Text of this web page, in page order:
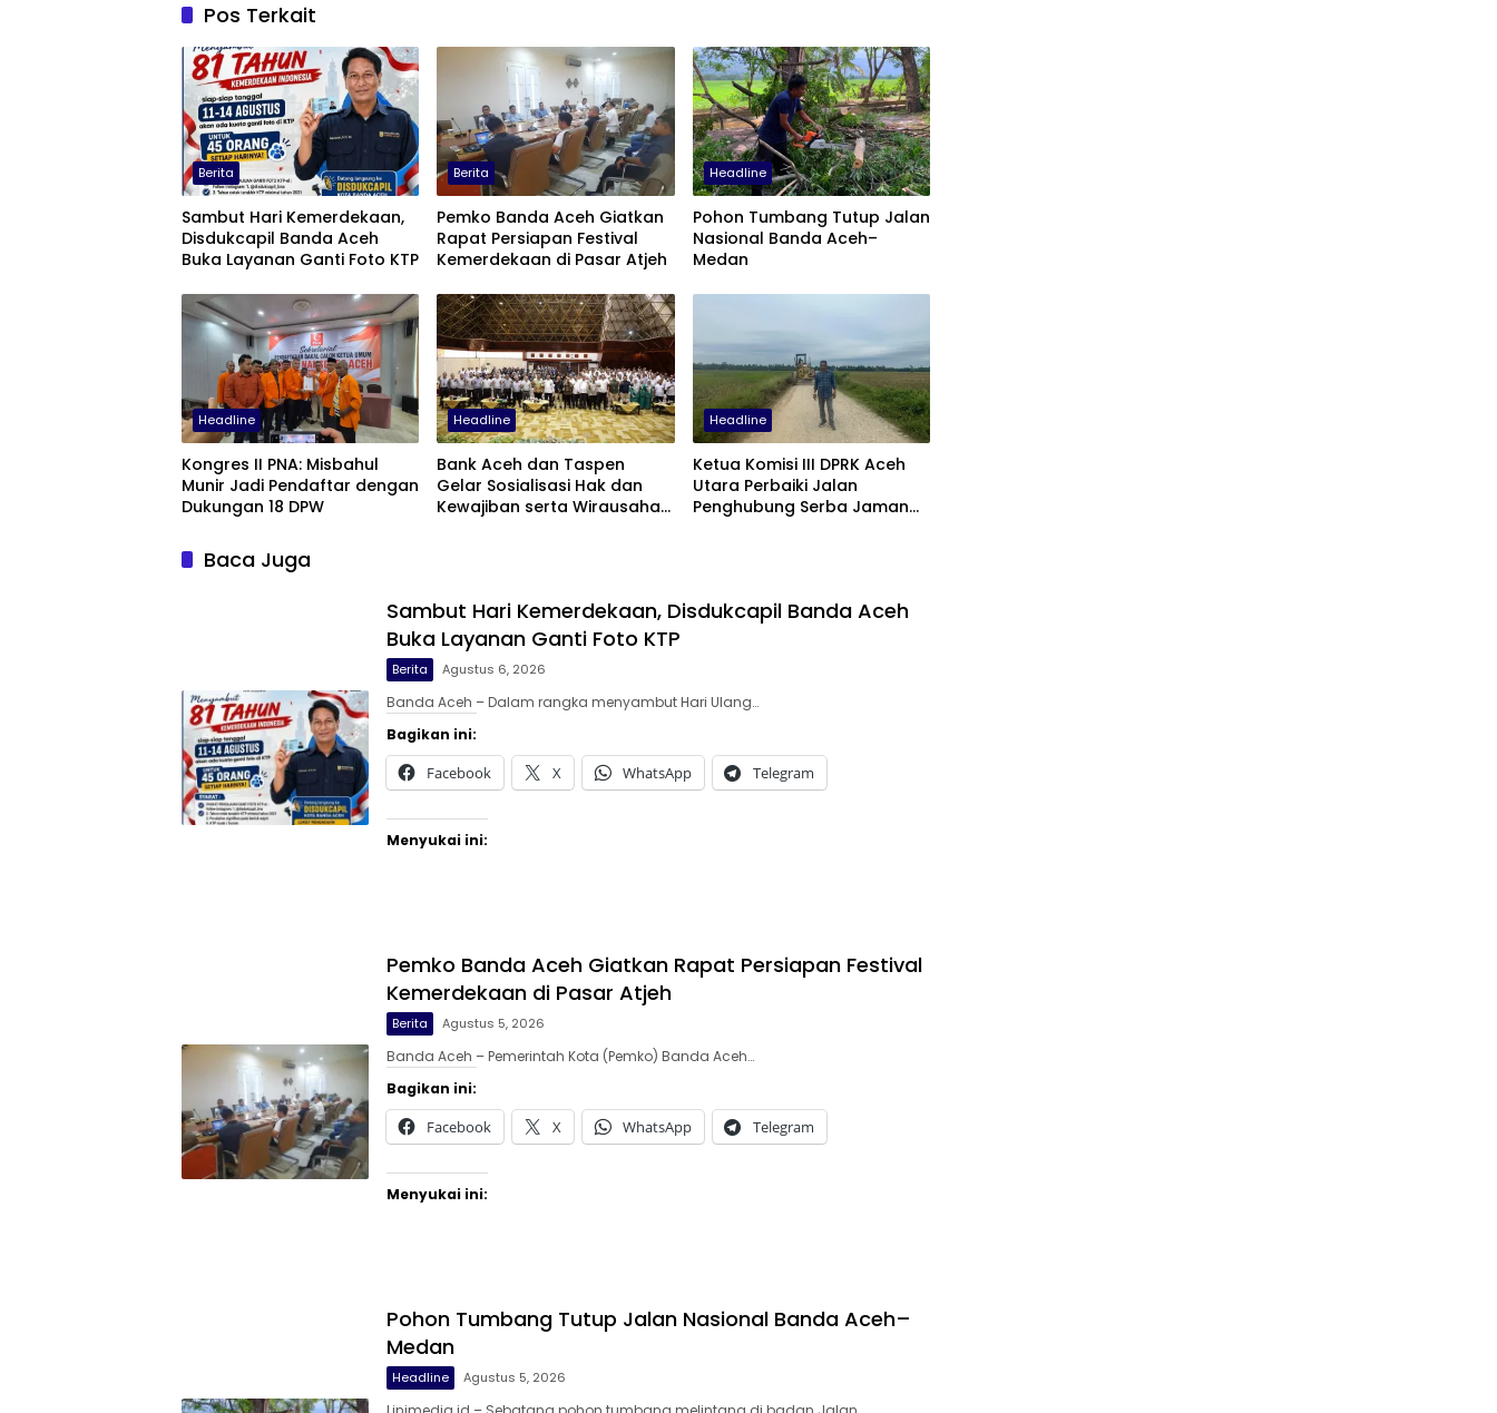
Pos Terkait
Berita
Sambut Hari Kemerdekaan,
Disdukcapil Banda Aceh
Buka Layanan Ganti Foto KTP
Berita
Pemko Banda Aceh Giatkan
Rapat Persiapan Festival
Kemerdekaan di Pasar Atjeh
Headline
Pohon Tumbang Tutup Jalan
Nasional Banda Aceh–
Medan
Headline
Kongres II PNA: Misbahul
Munir Jadi Pendaftar dengan
Dukungan 18 DPW
Headline
Bank Aceh dan Taspen
Gelar Sosialisasi Hak dan
Kewajiban serta Wirausaha
Headline
Ketua Komisi III DPRK Aceh
Utara Perbaiki Jalan
Penghubung Serba Jaman
Baca Juga
Sambut Hari Kemerdekaan, Disdukcapil Banda Aceh
Buka Layanan Ganti Foto KTP
Berita Agustus 6, 2026
Banda Aceh – Dalam rangka menyambut Hari Ulang…
Bagikan ini:
Facebook X WhatsApp Telegram
Menyukai ini:
Pemko Banda Aceh Giatkan Rapat Persiapan Festival
Kemerdekaan di Pasar Atjeh
Berita Agustus 5, 2026
Banda Aceh – Pemerintah Kota (Pemko) Banda Aceh…
Bagikan ini:
Facebook X WhatsApp Telegram
Menyukai ini:
Pohon Tumbang Tutup Jalan Nasional Banda Aceh–
Medan
Headline Agustus 5, 2026